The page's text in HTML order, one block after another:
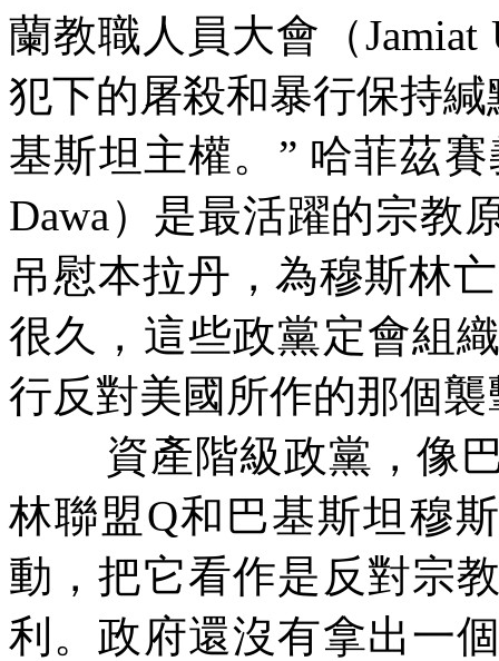
蘭教職人員大會（Jamiat
犯下的屠殺和暴行保持
基斯坦主權。” 哈菲茲
Dawa）是最活躍的宗教
吊慰本拉丹，為穆斯林
很久，這些政黨定會組
行反對美國所作的那個襲
資產階級政黨，像
林聯盟Q和巴基斯坦穆
動，把它看作是反對宗
利。政府還沒有拿出一